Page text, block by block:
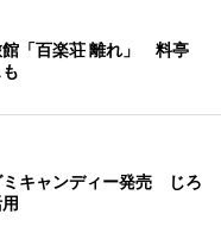
館「百楽荘 離れ」 料亭
ミキャンディー発売 じろ